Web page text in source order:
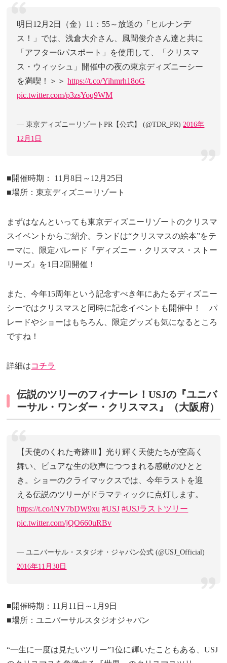
明日12月2日（金）11：55～放送の「ヒルナンデ
ス！」では、浅倉大介さん、風間俊介さん達と共に
「アフター6パスポート」を使用して、「クリスマ
ス・ウィッシュ」開催中の夜の東京ディズニーシー
を満喫！＞＞https://t.co/Yihmrh18oG
pic.twitter.com/p3zsYoq9WM
— 東京ディズニーリゾートPR【公式】 (@TDR_PR) 2016年
12月1日
■開催時期： 11月8日～12月25日
■場所：東京ディズニーリゾート
まずはなんといっても東京ディズニーリゾートのクリスマ
スイベントからご紹介。ランドは“クリスマスの絵本”をテ
ーマに、限定パレード『ディズニー・クリスマス・ストー
リーズ』を1日2回開催！
また、今年15周年という記念すべき年にあたるディズニー
シーではクリスマスと同時に記念イベントも開催中！ パ
レードやショーはもちろん、限定グッズも気になるところ
ですね！
詳細はコチラ
伝説のツリーのフィナーレ！USJの『ユニバ
ーサル・ワンダー・クリスマス』（大阪府）
【天使のくれた奇跡Ⅲ】光り輝く天使たちが空高く
舞い、ピュアな生の歌声につつまれる感動のひとと
き。ショーのクライマックスでは、今年ラストを迎
える伝説のツリーがドラマティックに点灯します。
https://t.co/iNV7bDW9xu #USJ #USJラストツリー
pic.twitter.com/jQO660uRBv
— ユニバーサル・スタジオ・ジャパン公式 (@USJ_Official)
2016年11月30日
■開催時期：11月11日～1月9日
■場所：ユニバーサルスタジオジャパン
“一生に一度は見たいツリー”1位に輝いたこともある、USJ